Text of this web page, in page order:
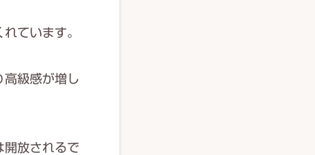
ています。
高級感が増し
開放されるで